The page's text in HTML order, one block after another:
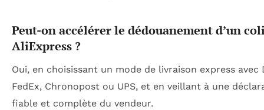
Peut-on accélérer le dédouanement d’un
AliExpress ?
Oui, en choisissant un mode de livraison express avec
FedEx, Chronopost ou UPS, et en veillant à une
fiable et complète du vendeur.